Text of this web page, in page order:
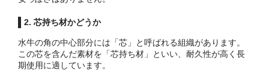
2. 芯持ち材かどうか
水牛の角の中心部分には「芯」と呼ばれる組織があります。
この芯を含んだ素材を「芯持ち材」といい、耐久性が高く長
期使用に適しています。